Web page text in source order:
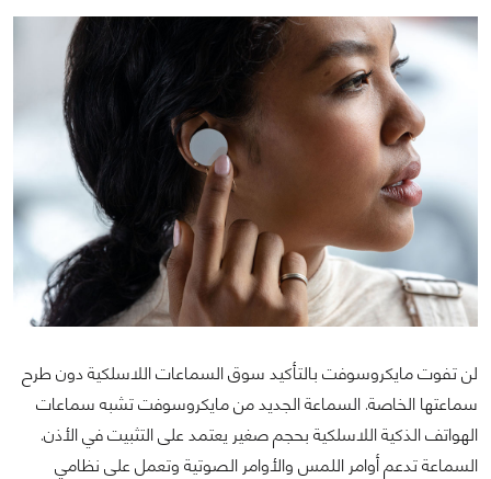
لن تفوت مايكروسوفت بالتأكيد سوق السماعات اللاسلكية دون طرح
سماعتها الخاصة. السماعة الجديد من مايكروسوفت تشبه سماعات
الهواتف الذكية اللاسلكية بحجم صغير يعتمد على التثبيت في الأذن.
السماعة تدعم أوامر اللمس والأوامر الصوتية وتعمل على نظامي